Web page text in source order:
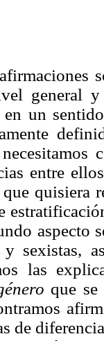
general y
en un
entre
que quisiera
aspecto
y sexistas,
las
que
de